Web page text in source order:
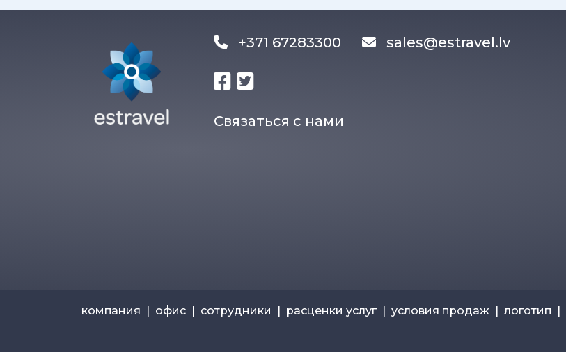
+371 67283300 sales@estravel.lv
Связаться с нами
компания | офис | сотрудники | расценки услуг| условия продаж | логотип |